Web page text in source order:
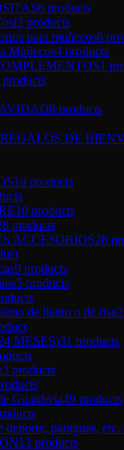
6 products
2 products
para muñecos6
Muñecos4 products
1
8 products
DE
10 products
10 products
products
ACCESORIOS28
9 products
5 products
de llanto o de risa
MESES)31 products
3 products
Guardería49 products
deporte, paraguas, etc..
13 products